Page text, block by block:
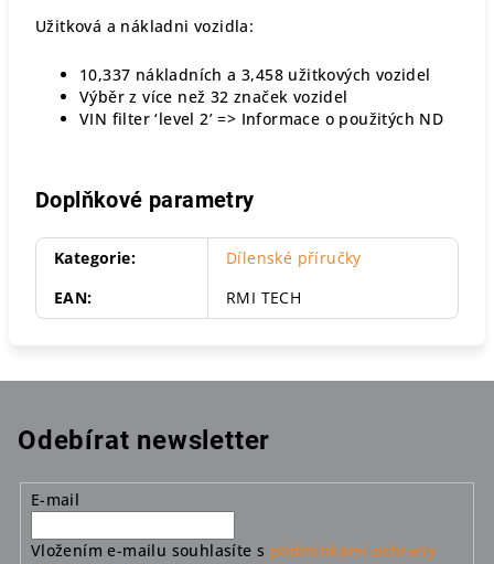
Užitková a nákladni vozidla:
10,337 nákladních a 3,458 užitkových vozidel
Výběr z více než 32 značek vozidel
VIN filter ‘level 2’ => Informace o použitých ND
Doplňkové parametry
Kategorie:
Dílenské příručky
EAN: RMI TECH
Odebírat newsletter
E-mail
Vložením e-mailu souhlasíte s podmínkami ochrany